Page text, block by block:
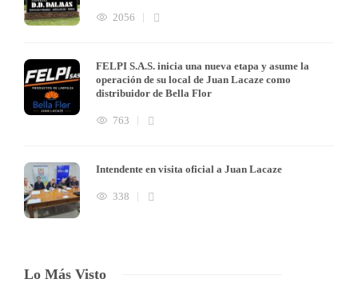
2056
FELPI S.A.S. inicia una nueva etapa y asume la
operación de su local de Juan Lacaze como
distribuidor de Bella Flor
763
Intendente en visita oficial a Juan Lacaze
338
Lo Más Visto